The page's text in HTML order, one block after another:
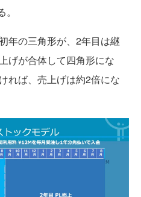
年の三角形が、2年目は継
げが合体して四角形にな
れば、売上げは約2倍にな